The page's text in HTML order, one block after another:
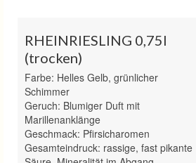
RHEINRIESLING 0,75l
(trocken)
Farbe: Helles Gelb, grünlicher
Schimmer
Geruch: Blumiger Duft mit
Marillenanklänge
Geschmack: Pfirsicharomen
Gesamteindruck: rassige, fast pikante